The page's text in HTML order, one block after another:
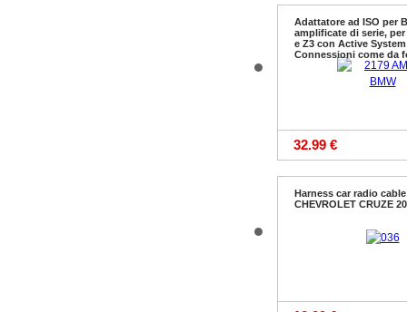
Adattatore ad ISO per
amplificate di serie, per
e Z3 con Active
Connessioni come da
32.99 €
Harness car radio cable
CHEVROLET CRUZE